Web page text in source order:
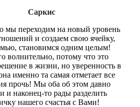
Саркис
мы переходим на новый уровень
и создаем свою ячейку,
становимся одним целым!
волнительно, потому что это
в жизни, но уверенность в
именно та самая отметает все
прочь! Мы оба об этом давно
и наконец-то рады разделить
нашего счастья с Вами!